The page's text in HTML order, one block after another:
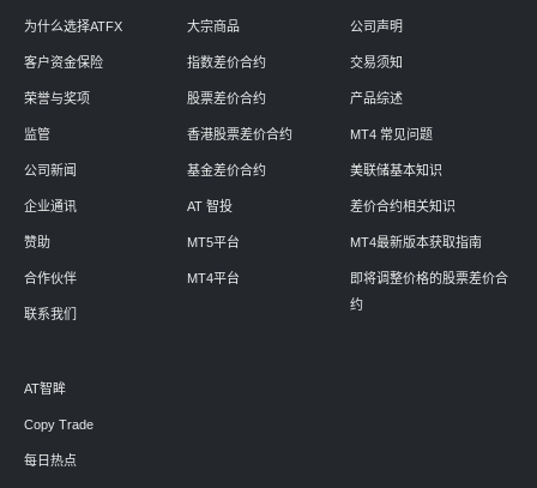
为什么选择ATFX
客户资金保险
荣誉与奖项
监管
公司新闻
企业通讯
赞助
合作伙伴
联系我们
大宗商品
指数差价合约
股票差价合约
香港股票差价合约
基金差价合约
AT 智投
MT5平台
MT4平台
公司声明
交易须知
产品综述
MT4 常见问题
美联储基本知识
差价合约相关知识
MT4最新版本获取指南
即将调整价格的股票差价合
约
AT智眸
Copy Trade
每日热点